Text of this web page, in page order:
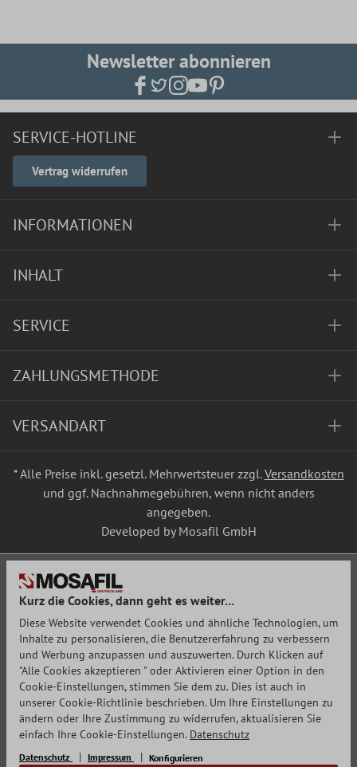
Newsletter abonnieren
SERVICE-HOTLINE
Vertrag widerrufen
INFORMATIONEN
INHALT
SERVICE
ZAHLUNGSMETHODE
VERSANDART
* Alle Preise inkl. gesetzl. Mehrwertsteuer zzgl.Versandkosten
und ggf. Nachnahmegebühren, wenn nicht anders
angegeben.
Developed by Mosafil GmbH
Kurz die Cookies, dann geht es weiter...
Diese Website verwendet Cookies und ähnliche Technologien, um
Inhalte zu personalisieren, die Benutzererfahrung zu verbessern
und Werbung anzupassen und auszuwerten. Durch Klicken auf
"Alle Cookies akzeptieren " oder Aktivieren einer Option in den
Cookie-Einstellungen, stimmen Sie dem zu. Dies ist auch in
unserer Cookie-Richtlinie beschrieben. Um Ihre Einstellungen zu
ändern oder Ihre Zustimmung zu widerrufen, aktualisieren Sie
einfach Ihre Cookie-Einstellungen. Datenschutz
Datenschutz Impressum Konfigurieren